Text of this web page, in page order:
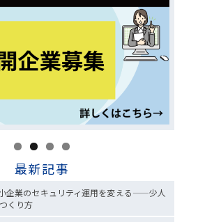
最新記事
企業のセキュリティ運用を変える——少人
くり方